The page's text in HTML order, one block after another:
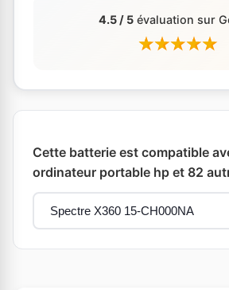
4.5 / 5évaluation sur
Cette batterie est compatible
ordinateur portable hp et 82